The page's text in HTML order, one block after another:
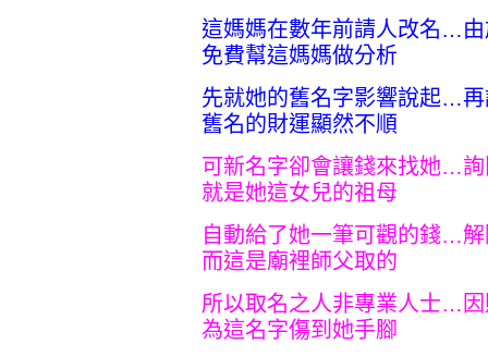
這媽媽在數年前請人改名…
免費幫這媽媽做分析
先就她的舊名字影響說起…
舊名的財運顯然不順
可新名字卻會讓錢來找她…
就是她這女兒的祖母
自動給了她一筆可觀的錢…
而這是廟裡師父取的
所以取名之人非專業人士…
為這名字傷到她手腳